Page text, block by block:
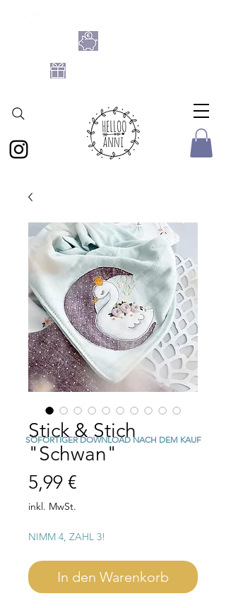
Stick & Stich
"Schwan"
5,99 €
inkl. MwSt.
NIMM 4, ZAHL 3!
In den Warenkorb
SOFORTIGER DOWNLOAD NACH DEM KAUF